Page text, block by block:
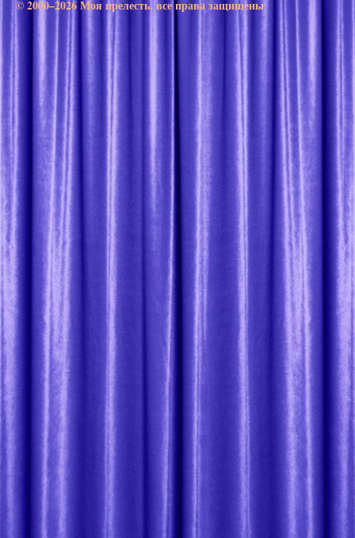
© 2000–2026 Моя прелесть. все права защищены